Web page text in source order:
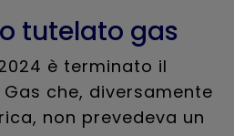
tutelato gas
è terminato il
che, diversamente
non prevedeva un